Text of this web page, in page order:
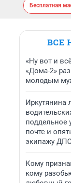
Бесплатная
ВСЕ
«Ну вот и
«Дома-2»
молодым
Иркутянина
поддельное
почте и
экипажу ДПС
Кому
кому